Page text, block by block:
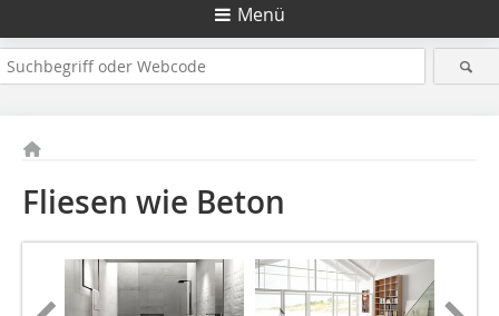
Menü
Fliesen wie Beton